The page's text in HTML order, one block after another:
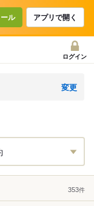
ル アプリで開く
ログイン
変更
353件